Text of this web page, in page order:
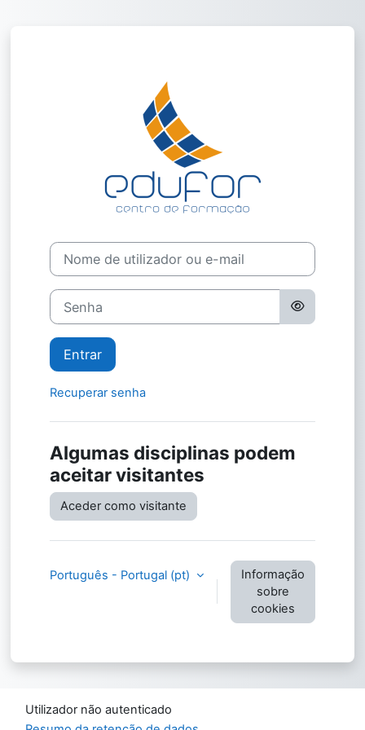
Nome de utilizador ou e-mail
Senha
Entrar
Recuperar senha
Algumas disciplinas podem
aceitar visitantes
Aceder como visitante
Português - Portugal ‎(pt)‎
Informação
sobre
cookies
Utilizador não autenticado